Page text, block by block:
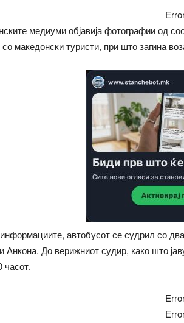
медиуми објавија фотографии од
македонски туристи, при што загина
автобусот се судрил со
Анкона. До верижниот судир, како што
часот.